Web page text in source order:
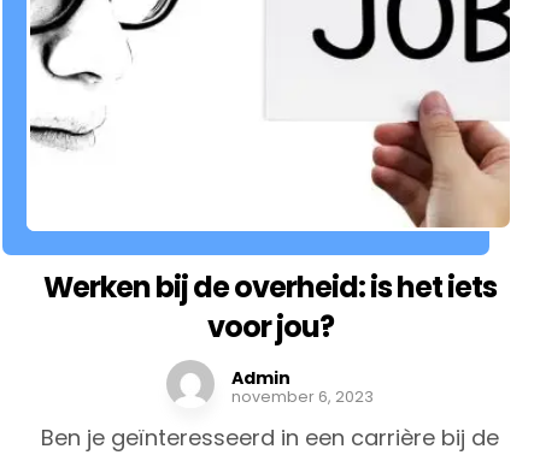
Werken bij de overheid: is het iets
voor jou?
Admin
november 6, 2023
Ben je geïnteresseerd in een carrière bij de